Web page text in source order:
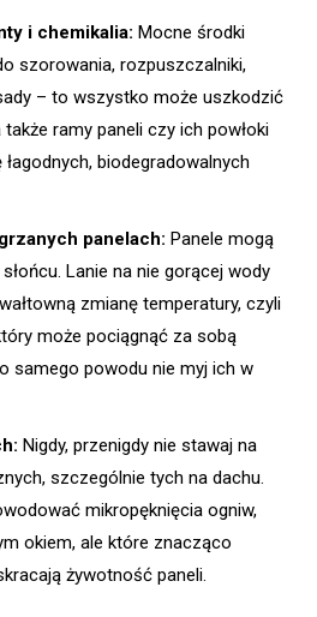
i chemikalia: Mocne środki
szorowania, rozpuszczalniki,
– to wszystko może uszkodzić
ramy paneli czy ich powłoki
biodegradowalnych
panelach: Panele mogą
Lanie na nie gorącej wody
zmianę temperatury, czyli
może pociągnąć za sobą
samego powodu nie myj ich w
Nigdy, przenigdy nie stawaj na
szczególnie tych na dachu.
mikropęknięcia ogniw,
okiem, ale które znacząco
żywotność paneli.